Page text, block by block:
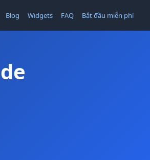
Blog Widgets FAQ Bắt đầu miễn phí